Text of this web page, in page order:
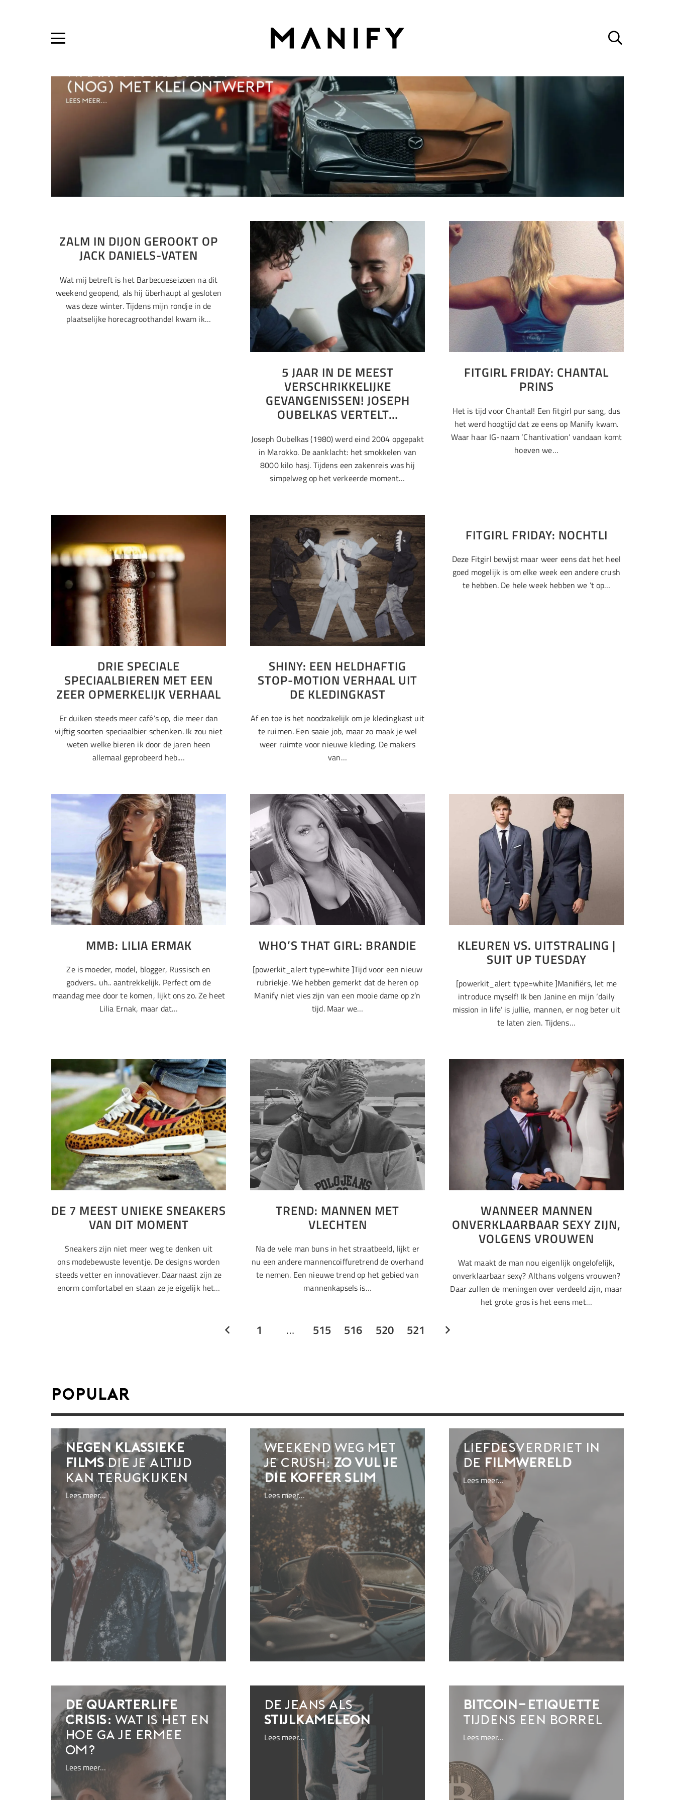
ZALM IN DIJON GEROOKT OP
JACK DANIELS-VATEN
Wat mij betreft is het Barbecueseizoen na dit
weekend geopend, als hij überhaupt al gesloten
was deze winter. Tijdens mijn rondje in de
plaatselijke horecagroothandel kwam ik…
5 JAAR IN DE MEEST
VERSCHRIKKELIJKE
GEVANGENISSEN! JOSEPH
OUBELKAS VERTELT…
Joseph Oubelkas (1980) werd eind 2004 opgepakt
in Marokko. De aanklacht: het smokkelen van
8000 kilo hasj. Tijdens een zakenreis was hij
simpelweg op het verkeerde moment…
FITGIRL FRIDAY: CHANTAL
PRINS
Het is tijd voor Chantal! Een fitgirl pur sang, dus
het werd hoogtijd dat ze eens op Manify kwam.
Waar haar IG-naam ‘Chantivation’ vandaan komt
hoeven we…
DRIE SPECIALE
SPECIAALBIEREN MET EEN
ZEER OPMERKELIJK VERHAAL
Er duiken steeds meer café’s op, die meer dan
vijftig soorten speciaalbier schenken. Ik zou niet
weten welke bieren ik door de jaren heen
allemaal geprobeerd heb.…
SHINY: EEN HELDHAFTIG
STOP-MOTION VERHAAL UIT
DE KLEDINGKAST
Af en toe is het noodzakelijk om je kledingkast uit
te ruimen. Een saaie job, maar zo maak je wel
weer ruimte voor nieuwe kleding. De makers
van…
FITGIRL FRIDAY: NOCHTLI
Deze Fitgirl bewijst maar weer eens dat het heel
goed mogelijk is om elke week een andere crush
te hebben. De hele week hebben we ’t op…
MMB: LILIA ERMAK
Ze is moeder, model, blogger, Russisch en
godvers.. uh.. aantrekkelijk. Perfect om de
maandag mee door te komen, lijkt ons zo. Ze heet
Lilia Ernak, maar dat…
WHO’S THAT GIRL: BRANDIE
[powerkit_alert type=white ]Tijd voor een nieuw
rubriekje. We hebben gemerkt dat de heren op
Manify niet vies zijn van een mooie dame op z’n
tijd. Maar we…
KLEUREN VS. UITSTRALING |
SUIT UP TUESDAY
[powerkit_alert type=white ]Manifiërs, let me
introduce myself! Ik ben Janine en mijn ‘daily
mission in life’ is jullie, mannen, er nog beter uit
te laten zien. Tijdens…
DE 7 MEEST UNIEKE SNEAKERS
VAN DIT MOMENT
Sneakers zijn niet meer weg te denken uit
ons modebewuste leventje. De designs worden
steeds vetter en innovatiever. Daarnaast zijn ze
enorm comfortabel en staan ze je eigelijk het…
TREND: MANNEN MET
VLECHTEN
Na de vele man buns in het straatbeeld, lijkt er
nu een andere mannencoiffuretrend de overhand
te nemen. Een nieuwe trend op het gebied van
mannenkapsels is…
WANNEER MANNEN
ONVERKLAARBAAR SEXY ZIJN,
VOLGENS VROUWEN
Wat maakt de man nou eigenlijk ongelofelijk,
onverklaarbaar sexy? Althans volgens vrouwen?
Daar zullen de meningen over verdeeld zijn, maar
het grote gros is het eens met…
1 … 515 516 520 521
Popular
Negen klassieke
filmsdie je altijd
kan terugkijken
Lees meer…
Weekend weg met
je crush:zo vul je
die koffer slim
Lees meer…
Liefdesverdriet in
de filmwereld
Lees meer…
De quarterlife
crisis: wat is het en
hoe ga je ermee
om?
Lees meer…
De jeans als
stijlkameleon
Lees meer…
Bitcoin-etiquette
tijdens een borrel
Lees meer…